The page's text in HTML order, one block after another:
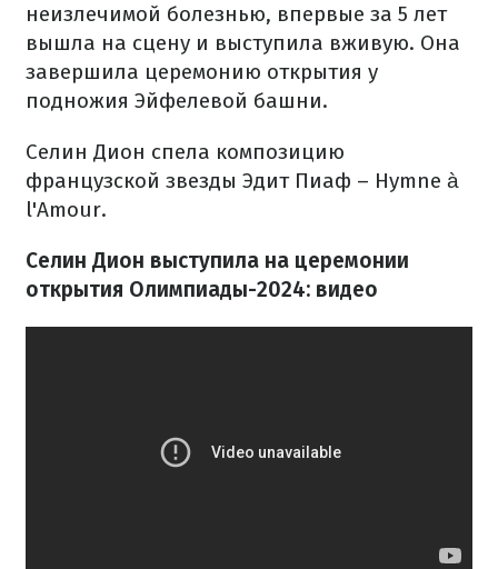
неизлечимой болезнью, впервые за 5 лет
вышла на сцену и выступила вживую. Она
завершила церемонию открытия у
подножия Эйфелевой башни.
Селин Дион спела композицию
французской звезды Эдит Пиаф – Hymne à
l'Amour.
Селин Дион выступила на церемонии
открытия Олимпиады-2024: видео